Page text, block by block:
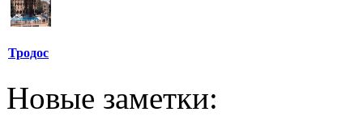
Тродос
Новые заметки: